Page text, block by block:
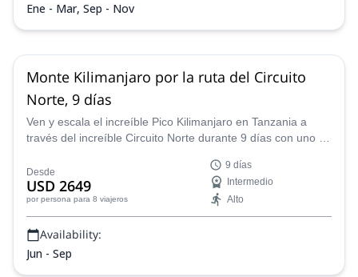
Ene - Mar, Sep - Nov
Monte Kilimanjaro por la ruta del Circuito
Norte, 9 días
Ven y escala el increíble Pico Kilimanjaro en Tanzania a
través del increíble Circuito Norte durante 9 días con uno de
Desde
USD 2649
por persona para 8 viajeros
9 días
Intermedio
Alto
Availability:
Jun - Sep